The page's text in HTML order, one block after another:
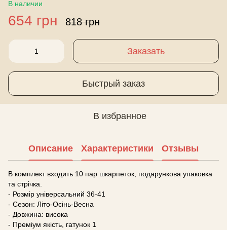
В наличии
654 грн 818 грн
Заказать
Быстрый заказ
В избранное
Описание Характеристики Отзывы
В комплект входить 10 пар шкарпеток, подарункова упаковка
та стрічка.
- Розмір універсальний 36-41
- Сезон: Літо-Осінь-Весна
- Довжина: висока
- Преміум якість, гатунок 1